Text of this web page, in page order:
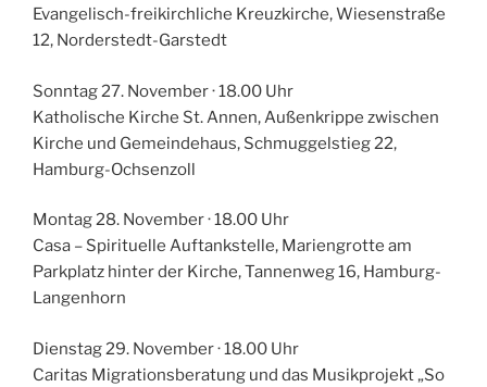
Evangelisch-freikirchliche Kreuzkirche, Wiesenstraße
12, Norderstedt-Garstedt
Sonntag 27. November · 18.00 Uhr
Katholische Kirche St. Annen, Außenkrippe zwischen
Kirche und Gemeindehaus, Schmuggelstieg 22,
Hamburg-Ochsenzoll
Montag 28. November · 18.00 Uhr
Casa – Spirituelle Auftankstelle, Mariengrotte am
Parkplatz hinter der Kirche, Tannenweg 16, Hamburg-
Langenhorn
Dienstag 29. November · 18.00 Uhr
Caritas Migrationsberatung und das Musikprojekt „So